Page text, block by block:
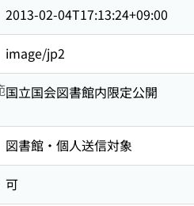
2013-02-04T17:13:24+09:00
image/jp2
国立国会図書館内限定公開
図書館・個人送信対象
可